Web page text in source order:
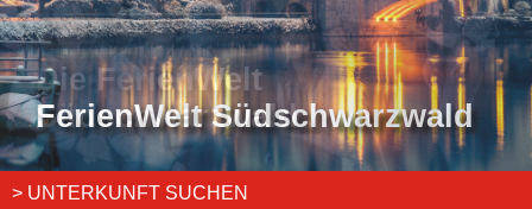
FerienWelt Südschwarzwald
> UNTERKUNFT SUCHEN